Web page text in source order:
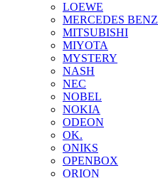
LOEWE
MERCEDES BENZ
MITSUBISHI
MIYOTA
MYSTERY
NASH
NEC
NOBEL
NOKIA
ODEON
OK.
ONIKS
OPENBOX
ORION